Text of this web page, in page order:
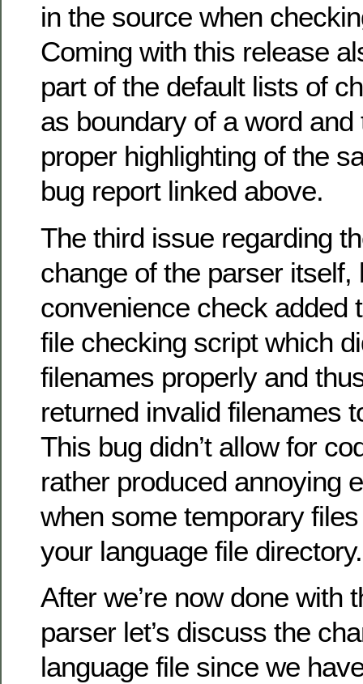
in the source when
Coming with this release
part of the default lists of
as boundary of a word
proper highlighting of the
bug report linked above.
The third issue regarding
change of the parser itself,
convenience check added
file checking script which
filenames properly and
returned invalid filenames
This bug didn’t allow for
rather produced annoying
when some temporary
your language file directory.
After we’re now done with
parser let’s discuss the
language file since we